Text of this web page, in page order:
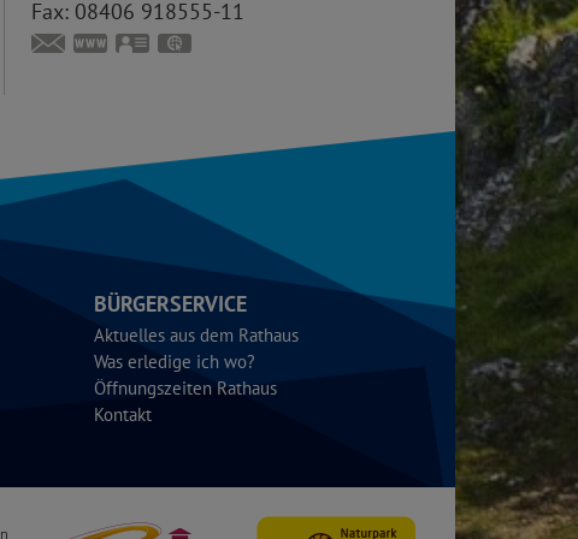
Fax: 08406 918555-11
schelldorf@bistum-eichstaett.de
www.bistum-eichstaett.de/pfarrei/schelldorf
vCard
BÜRGERSERVICE
Aktuelles aus dem Rathaus
Was erledige ich wo?
Öffnungszeiten Rathaus
Kontakt